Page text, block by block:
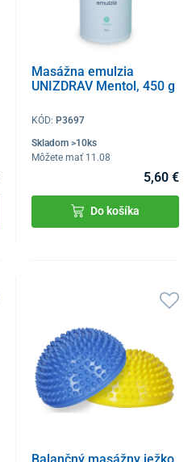
Masážna emulzia
UNIZDRAV Mentol, 450 g
KÓD:P3697
Skladom >10ks
Môžete mať 11.08
5,60 €
Do košíka